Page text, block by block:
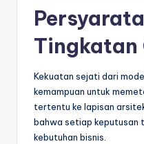
Tingkatan
Kekuatan sejati dari
kemampuan untuk
tertentu ke lapisan
bahwa setiap keputusan
kebutuhan bisnis.